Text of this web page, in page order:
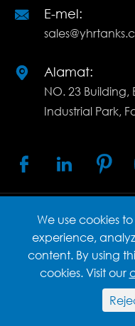
 E-mel:
 Alamat:
NO. 23 Building,
Industrial Park,
  
Hak cipta ©Beijing
Technology Co., Ltd.
Sitemap
Dasar
We use cookies
experience,
content. By using
cookies. Visit our